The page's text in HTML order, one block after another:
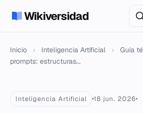
Wikiversidad
Inicio › Inteligencia Artificial ›
Guía
prompts: estructuras...
Inteligencia Artificial 18 jun. 2026